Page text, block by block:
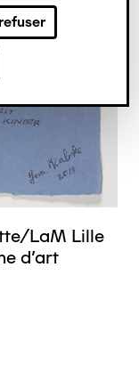
LaM Lille
d’art